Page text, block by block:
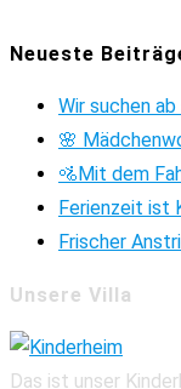
Neueste
Wir suchen
🌸
🚵Mit dem
Ferienzeit ist
Frischer
Unsere Villa
Das ist unser